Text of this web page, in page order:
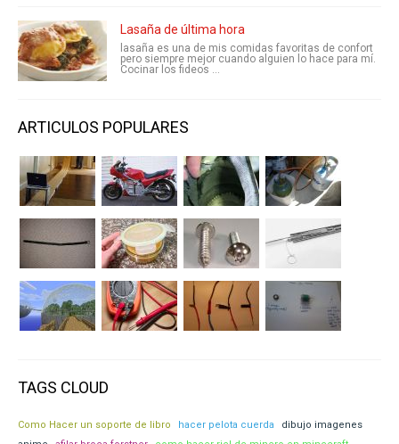
Lasaña de última hora
lasaña es una de mis comidas favoritas de confort
pero siempre mejor cuando alguien lo hace para mí.
Cocinar los fideos ...
ARTICULOS POPULARES
TAGS CLOUD
Como Hacer un soporte de libro hacer pelota cuerda
dibujo imagenes